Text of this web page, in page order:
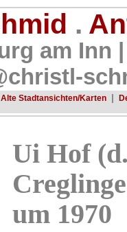
.
am Inn
Alte Stadtansichten/Karten |
Ui Hof
um 1970